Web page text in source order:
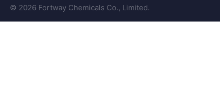
© 2026 Fortway Chemicals Co., Limited.